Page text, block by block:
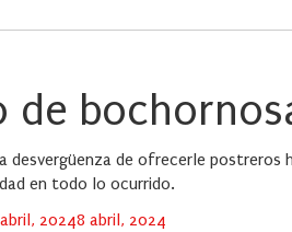
de
desvergüenza de ofrecerle
en todo lo ocurrido.
20248 abril, 2024